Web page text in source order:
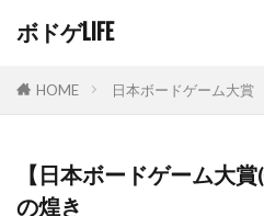
ボドゲLIFE
HOME 日本ボードゲーム大賞
【日本ボードゲーム大
の煌き